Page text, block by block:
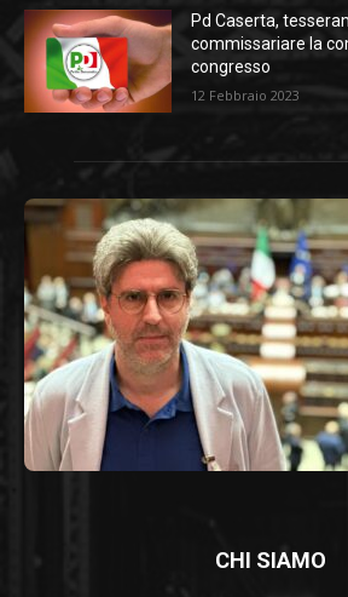
Pd Caserta,
commissariare la
congresso
12 Febbraio 2023
CHI SIAMO